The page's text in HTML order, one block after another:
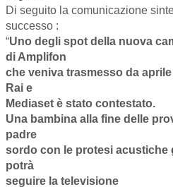
Di seguito la comunicazione
successo :
“Uno degli spot della nuova
diAmplifon
che veniva trasmesso da
Rai e
Mediaset è stato contestato.
Una bambina alla fine delle
padre
sordo con le protesi acustiche
potrà
seguire la televisione